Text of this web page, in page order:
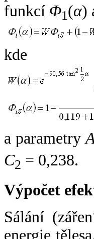
funkcí Φ1(α)
kde
a parametry
C2 = 0,238.
Výpočet
Sálání
energie